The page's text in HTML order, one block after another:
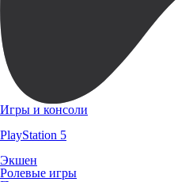
Игры и консоли
PlayStation 5
Экшен
Ролевые игры